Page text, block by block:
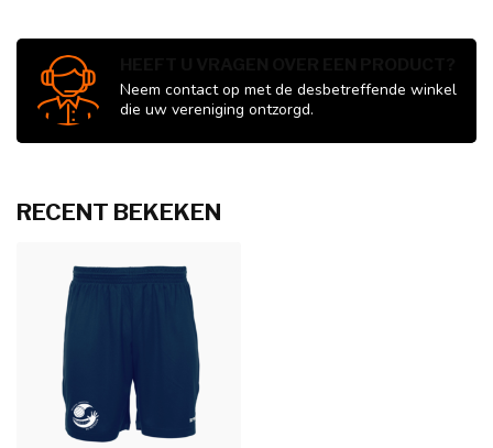
Neem contact op met de desbetreffende winkel
die uw vereniging ontzorgd.
RECENT BEKEKEN